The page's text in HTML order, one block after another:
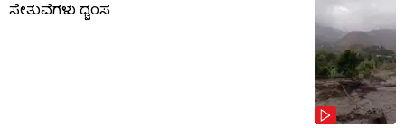
ಸೇತುವೆಗಳು ಧ್ವಂಸ